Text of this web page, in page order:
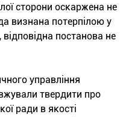
сторони оскаржена не
визнана потерпілою у
постанова не
управління
твердити про
ради в якості